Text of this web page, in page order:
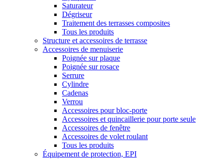
Saturateur
Dégriseur
Traitement des terrasses composites
Tous les produits
Structure et accessoires de terrasse
Accessoires de menuiserie
Poignée sur plaque
Poignée sur rosace
Serrure
Cylindre
Cadenas
Verrou
Accessoires pour bloc-porte
Accessoires et quincaillerie pour porte seule
Accessoires de fenêtre
Accessoires de volet roulant
Tous les produits
Équipement de protection, EPI